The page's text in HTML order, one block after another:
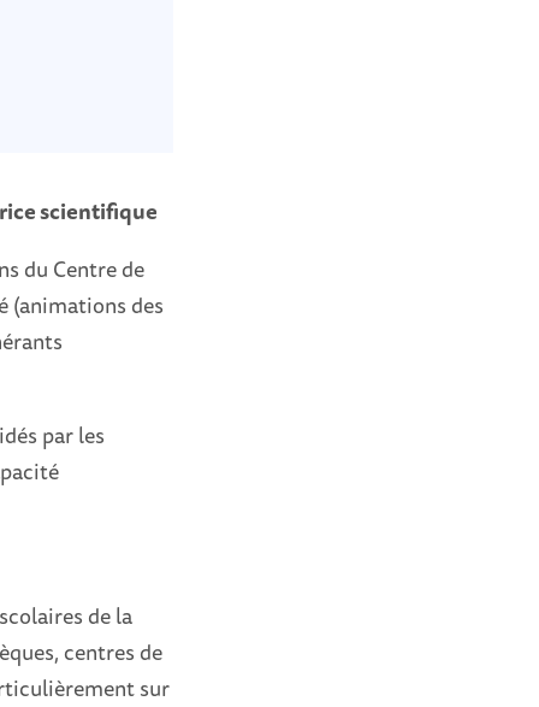
scientifique
du Centre de
(animations des
par les
de la
centres de
sur